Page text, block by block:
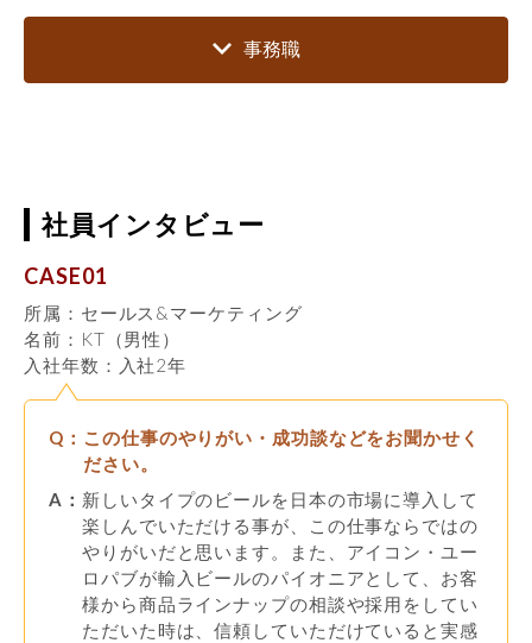
事務職
社員インタビュー
CASE01
所属：セールス&マーケティング
名前：KT（男性）
入社年数：入社2年
Q： この仕事のやりがい・成功談などをお聞かせく
ださい。
A： 新しいタイプのビールを日本の市場に導入して
楽しんでいただける事が、この仕事ならではの
やりがいだと思います。また、アイコン・ユー
ロパブが輸入ビールのパイオニアとして、お客
様から商品ラインナップの相談や採用をしてい
ただいた時は、信頼していただけていると実感